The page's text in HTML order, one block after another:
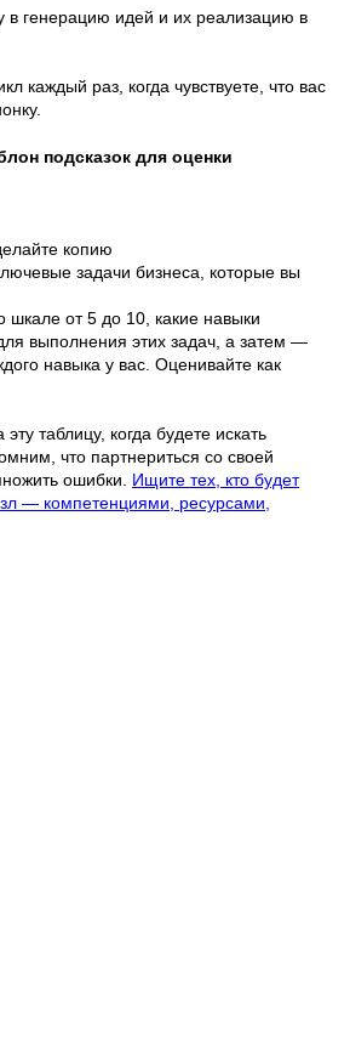
в генерацию идей и их реализацию в
каждый раз, когда чувствуете, что вас
подсказок для оценки
копию
задачи бизнеса, которые вы
шкале от 5 до 10, какие навыки
выполнения этих задач, а затем —
навыка у вас. Оценивайте как
таблицу, когда будете искать
что партнериться со своей
ошибки. Ищите тех, кто будет
— компетенциями, ресурсами,